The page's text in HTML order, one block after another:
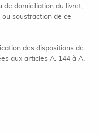
de domiciliation du livret,
soustraction de ce
des dispositions de
aux articles A. 144 à A.